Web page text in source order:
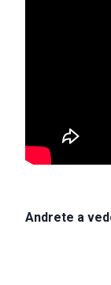
Andrete a